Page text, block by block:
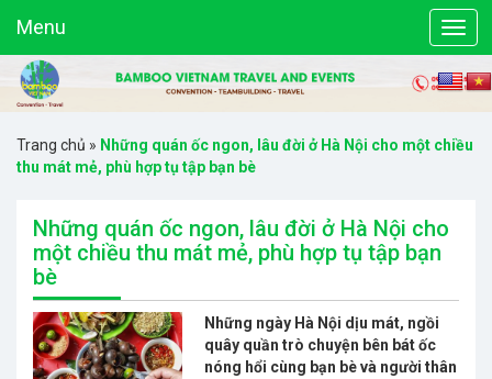
Menu
Trang chủ » Những quán ốc ngon, lâu đời ở Hà Nội cho một chiều
thu mát mẻ, phù hợp tụ tập bạn bè
Những quán ốc ngon, lâu đời ở Hà Nội cho
một chiều thu mát mẻ, phù hợp tụ tập bạn
bè
Những ngày Hà Nội dịu mát, ngồi
quây quần trò chuyện bên bát ốc
nóng hổi cùng bạn bè và người thân